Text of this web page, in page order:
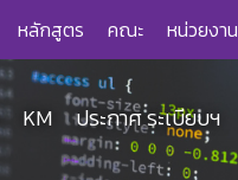
หลักสูตร คณะ หน่วยงาน
KM ประกาศ ระเบียบฯ